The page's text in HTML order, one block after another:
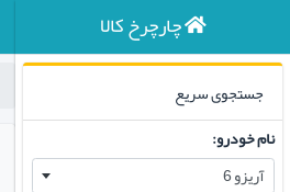
چارچرخ کالا
جستجوی سریع
نام خودرو:
آریزو 6